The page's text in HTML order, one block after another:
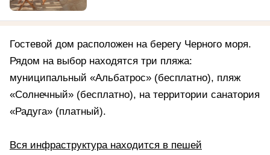
Гостевой дом расположен на берегу Черного моря.
Рядом на выбор находятся три пляжа:
муниципальный «Альбатрос» (бесплатно), пляж
«Солнечный» (бесплатно), на территории санатория
«Радуга» (платный).
Вся инфраструктура находится в пешей